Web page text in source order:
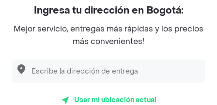
Top Marcas y Cadenas de Restaurantes
Encuéntranos en estos países
App Store Google play AppGallery
Ingresa tu dirección en Bogotá:
Mejor servicio, entregas más rápidas y los precios
más convenientes!
Usar mi ubicación actual